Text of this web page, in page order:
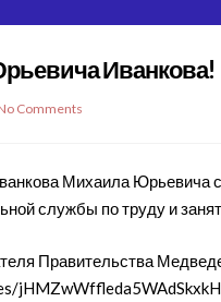
Иванкова!
Comments
Михаила Юрьевича
службы по труду и
Правительства